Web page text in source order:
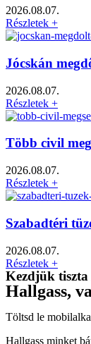
2026.08.07.
Részletek +
Jócskán
2026.08.07.
Részletek +
Több civil
2026.08.07.
Részletek +
Szabadtéri
2026.08.07.
Részletek +
Kezdjük
Hallgass,
Töltsd le
Hallgass minket